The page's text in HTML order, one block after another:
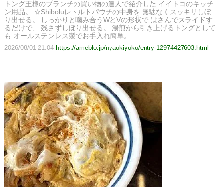
トング王様のブランチの買い物の達人で紹介した イイトコのキッチ
ン用品。 ☆Shiboluレトルトパウチの中身を 無駄なくスッキリしぼ
り出せる。 しっかりと噛み合うWとVの形状で はさんでスライドす
るだけで、 残さずしぼり出せる。 湯煎から引き上げるトングとして
も オールステンレス製でお手入れ簡単。…
2026/08/01 21:04 https://ameblo.jp/nyaokiyoko/entry-12974427603.html